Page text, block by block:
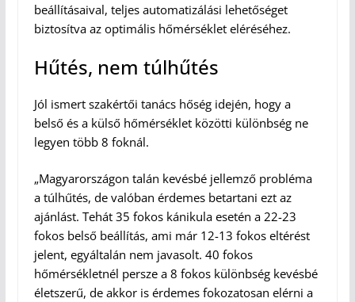
beállításaival, teljes automatizálási lehetőséget
biztosítva az optimális hőmérséklet eléréséhez.
Hűtés, nem túlhűtés
Jól ismert szakértői tanács hőség idején, hogy a
belső és a külső hőmérséklet közötti különbség ne
legyen több 8 foknál.
„Magyarországon talán kevésbé jellemző probléma
a túlhűtés, de valóban érdemes betartani ezt az
ajánlást. Tehát 35 fokos kánikula esetén a 22-23
fokos belső beállítás, ami már 12-13 fokos eltérést
jelent, egyáltalán nem javasolt. 40 fokos
hőmérsékletnél persze a 8 fokos különbség kevésbé
életszerű, de akkor is érdemes fokozatosan elérni a